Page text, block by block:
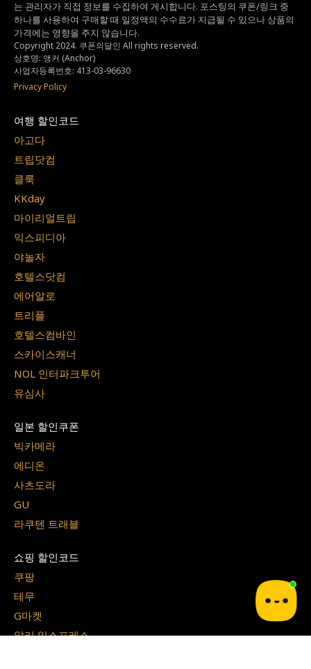
는 관리자가 직접 정보를 수집하여 게시합니다. 포스팅의 쿠폰/링크 중
하나를 사용하여 구매할 때 일정액의 수수료가 지급될 수 있으나상품의
가격에는 영향을 주지 않습니다.
Copyright 2024. 쿠폰의달인 All rights reserved.
상호명: 앵커 (Anchor)
사업자등록번호: 413-03-96630
Privacy Policy
여행 할인코드
아고다
트립닷컴
클룩
KKday
마이리얼트립
익스피디아
야놀자
호텔스닷컴
에어알로
트리플
호텔스컴바인
스카이스캐너
NOL 인터파크투어
유심사
일본 할인쿠폰
빅카메라
에디온
사츠도라
GU
라쿠텐 트래블
쇼핑 할인코드
쿠팡
테무
G마켓
알리 익스프레스